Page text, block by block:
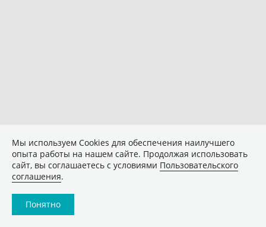
Мы используем Сookies для обеспечения наилучшего
опыта работы на нашем сайте. Продолжая использовать
сайт, вы соглашаетесь с условиями Пользовательского
соглашения.
Понятно